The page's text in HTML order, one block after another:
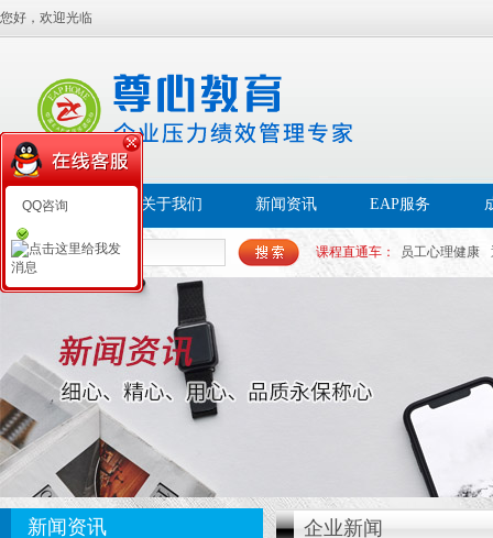
您好，欢迎光临
首页 关于我们 新闻资讯 EAP服务
课程直通车： 员工心理健康
帮扶EAP
员工幸福感
白领
新闻资讯 企业新闻
QQ咨询